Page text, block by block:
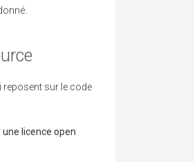
reposent sur le code
une licence open